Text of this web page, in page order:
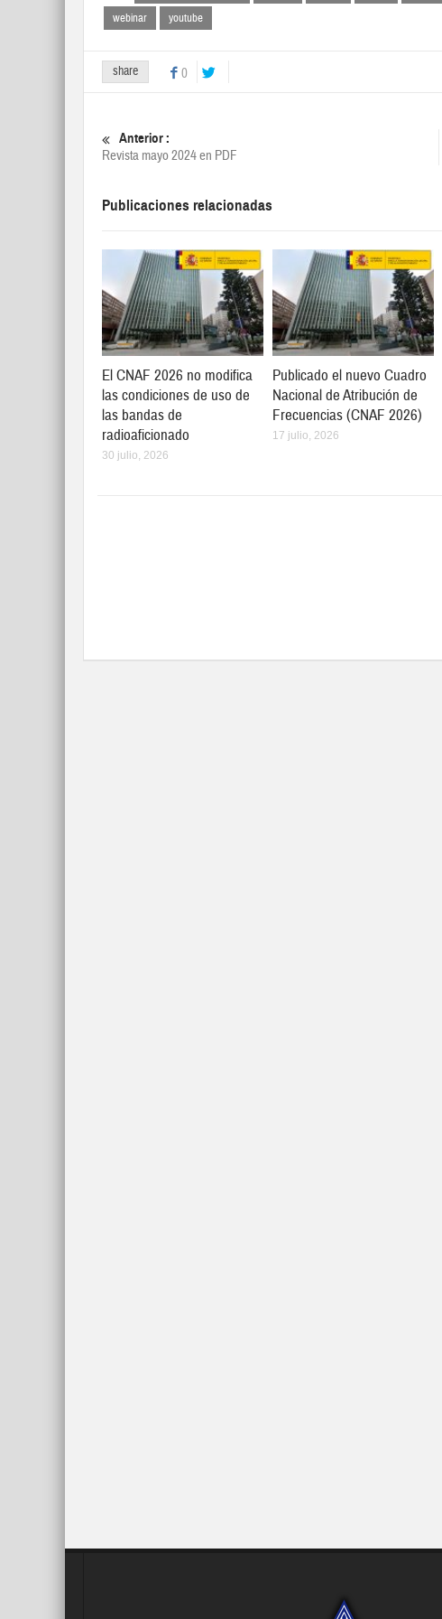
webinar
youtube
share 0
Anterior :
Revista mayo 2024 en PDF
Publicaciones relacionadas
El CNAF 2026 no modifica
las condiciones de uso de
las bandas de
radioaficionado
30 julio, 2026
Publicado el nuevo Cuadro
Nacional de Atribución de
Frecuencias (CNAF 2026)
17 julio, 2026